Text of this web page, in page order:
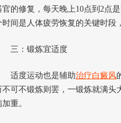
官的修复，每天晚上10点到2点
时间是人体疲劳恢复的关键时段
：锻炼宜适度
度运动也是辅助治疗白癜风
不可不锻炼则罢，一锻炼就满头
重。